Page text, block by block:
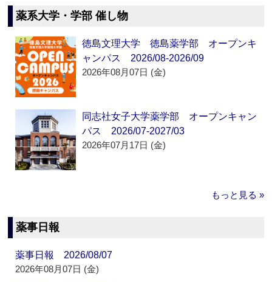
薬系大学・学部 催し物
徳島文理大学 徳島薬学部 オープンキ
ャンパス 2026/08-2026/09
2026年08月07日 (金)
同志社女子大学薬学部 オープンキャン
パス 2026/07-2027/03
2026年07月17日 (金)
もっと見る »
薬事日報
薬事日報 2026/08/07
2026年08月07日 (金)